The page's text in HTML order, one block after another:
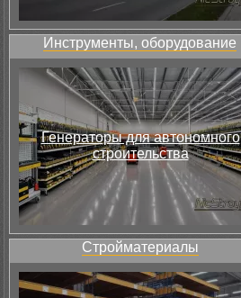
Инструменты, оборудование
Генераторы для автономного
строительства
Стройматериалы